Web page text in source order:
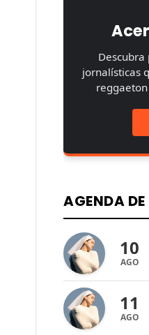
Descubra
jornalísticas
AGENDA
10
AGO
11
AGO